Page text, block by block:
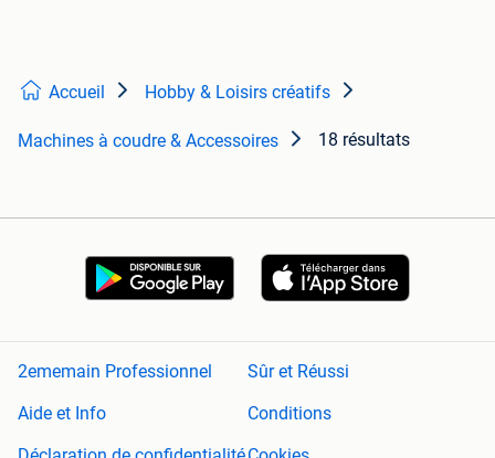
Accueil Hobby & Loisirs créatifs
Machines à coudre & Accessoires 18 résultats
2ememain Professionnel
Sûr et Réussi
Aide et Info
Conditions